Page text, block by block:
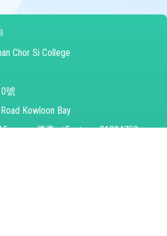
Chor Si College
號
Kowloon Bay
傳真（Fax）： 31294752